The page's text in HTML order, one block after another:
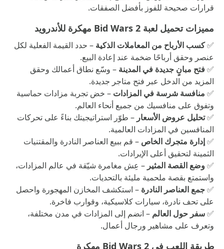
قرارات صحيحة للفوز بأفضل الصفقات.
مميزات تحميل لعبة Bid Wars 2 مهكرة للأندرويد
✅كسب الأرباح من المعاملات الذكية – حدد القيمة الفعلية لكل
عنصر وحقق أرباحًا ضخمة عند إعادة البيع.
✅فتح مبانٍ جديدة في المدينة – وسّع نطاق أعمالك وحقق
المزيد من الدخل عبر فتح متاجر جديدة.
✅ منافسة شرسة في المزادات – خض تجربة مزادات حماسية
وتفوق على منافسيك من جميع أنحاء العالم.
✅تحليل عروض الأسعار – طوّر استراتيجيتك بناءً على تحركات
المنافسين في المزادات العالمية.
✅إدارة متجرك الخاص – قم ببيع العناصر النادرة والمقتنيات
الثمينة لتحقيق أعلى الإيرادات.
✅وضع القصة المثير – عِش مغامرة شيّقة في عالم المزادات،
واستمتع بقصة ملحمية مليئة بالتحديات.
✅جمع العناصر النادرة – استكشف المخازن المهجورة واحصل
على تحف نادرة، سيارات كلاسيكية، وقوارب فاخرة.
✅سفر حول العالم – انضم إلى المزادات في مدن مختلفة،
وتعرف على مشاهير ورجال أعمال.
طريقة اللعب في Bid Wars 2 مهكرة